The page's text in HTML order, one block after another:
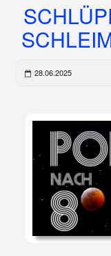
28.06.2025